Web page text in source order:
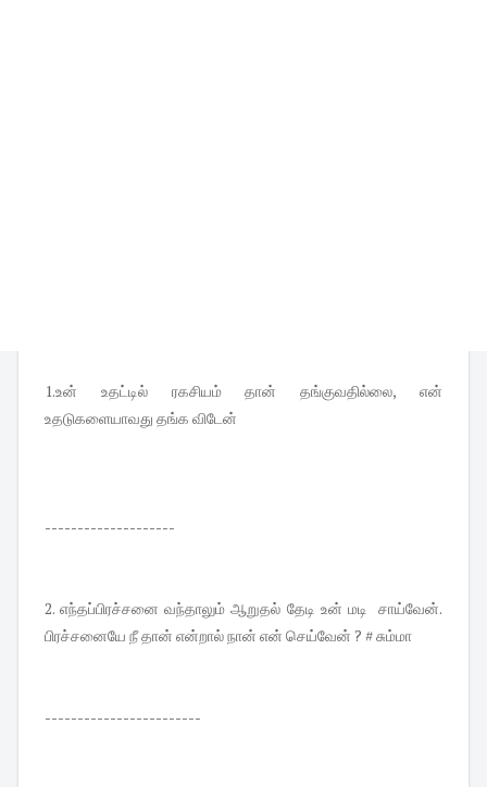
1.உன் உதட்டில் ரகசியம் தான் தங்குவதில்லை, என்
உதடுகளையாவது தங்க விடேன்
--------------------
2. எந்தப்பிரச்சனை வந்தாலும் ஆறுதல் தேடி உன் மடி சாய்வேன்.
பிரச்சனையே நீ தான் என்றால் நான் என் செய்வேன் ? # சும்மா
------------------------